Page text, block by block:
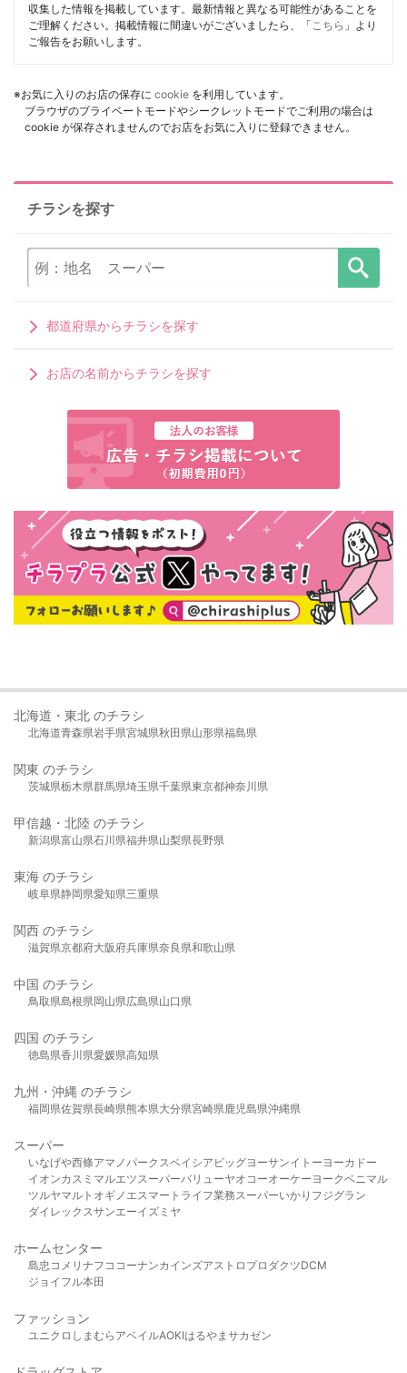
収集した情報を掲載しています。最新情報と異なる可能性があることを
ご理解ください。掲載情報に間違いがございましたら、「 こちら 」より
ご報告をお願いします。
※お気に入りのお店の保存に cookie を利用しています。
ブラウザのプライベートモードやシークレットモードでご利用の場合は
cookie が保存されませんのでお店をお気に入りに登録できません。
チラシを探す
都道府県からチラシを探す
お店の名前からチラシを探す
北海道・東北 のチラシ
北海道青森県岩手県宮城県秋田県山形県福島県
関東 のチラシ
茨城県栃木県群馬県埼玉県千葉県東京都神奈川県
甲信越・北陸 のチラシ
新潟県富山県石川県福井県山梨県長野県
東海 のチラシ
岐阜県静岡県愛知県三重県
関西 のチラシ
滋賀県京都府大阪府兵庫県奈良県和歌山県
中国 のチラシ
鳥取県島根県岡山県広島県山口県
四国 のチラシ
徳島県香川県愛媛県高知県
九州・沖縄 のチラシ
福岡県佐賀県長崎県熊本県大分県宮崎県鹿児島県沖縄県
スーパー
いなげや西條アマノパークスベイシア ビッグヨーサンイトーヨーカドー
イオンカスミ マルエツスーパーバリューヤオコーオーケー ヨークベニマル
ツルヤマルト オギノ エスマート ライフ業務スーパーいかり フジグラン
ダイレックスサンエーイズミヤ
ホームセンター
島忠 コメリ ナフコ コーナンカインズアストロプロダクツDCM
ジョイフル本田
ファッション
ユニクロ しまむら アベイルAOKIはるやま サカゼン